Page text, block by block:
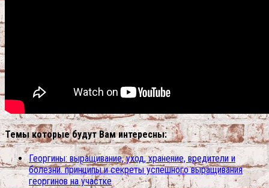
Темы которые будут Вам интересны:
Георгины: выращивание, уход, хранение, вредители и
болезни. принципы и секреты успешного выращивания
георгинов на участке